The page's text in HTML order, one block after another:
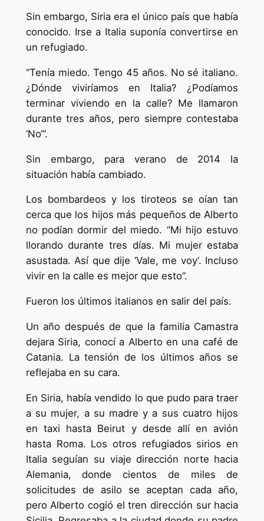
Sin embargo, Siria era el único país que había
conocido. Irse a Italia suponía convertirse en
un refugiado.
“Tenía miedo. Tengo 45 años. No sé italiano.
¿Dónde viviríamos en Italia? ¿Podíamos
terminar viviendo en la calle? Me llamaron
durante tres años, pero siempre contestaba
‘No‘”.
Sin embargo, para verano de 2014 la
situación había cambiado.
Los bombardeos y los tiroteos se oían tan
cerca que los hijos más pequeños de Alberto
no podían dormir del miedo. “Mi hijo estuvo
llorando durante tres días. Mi mujer estaba
asustada. Así que dije ‘Vale, me voy‘. Incluso
vivir en la calle es mejor que esto”.
Fueron los últimos italianos en salir del país.
Un año después de que la familia Camastra
dejara Siria, conocí a Alberto en una café de
Catania. La tensión de los últimos años se
reflejaba en su cara.
En Siria, había vendido lo que pudo para traer
a su mujer, a su madre y a sus cuatro hijos
en taxi hasta Beirut y desde allí en avión
hasta Roma. Los otros refugiados sirios en
Italia seguían su viaje dirección norte hacia
Alemania, donde cientos de miles de
solicitudes de asilo se aceptan cada año,
pero Alberto cogió el tren dirección sur hacia